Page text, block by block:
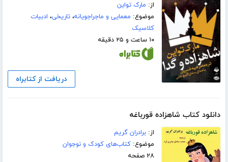
از: مارک تواین
موضوع: معمایی و ماجراجویانه،تاریخی، ادبیات
کلاسیک
۱۰ ساعت و ۲۵ دقیقه
دریافت از کتابراه
دانلود کتاب شاهزاده قورباغه
از:برادران گریم
موضوع:کتاب‌های کودک و نوجوان
۲۸ صفحه